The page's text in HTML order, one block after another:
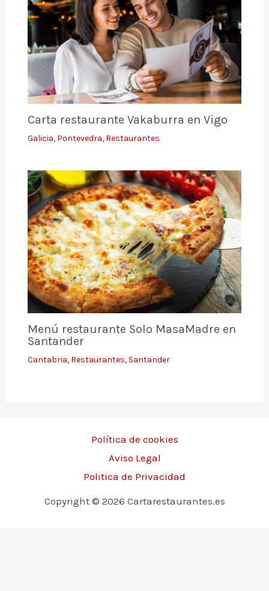
Carta restaurante Vakaburra en Vigo
Galicia, Pontevedra, Restaurantes
Menú restaurante Solo MasaMadre en
Santander
Cantabria, Restaurantes, Santander
Política de cookies
Aviso Legal
Politica de Privacidad
Copyright © 2026 Cartarestaurantes.es